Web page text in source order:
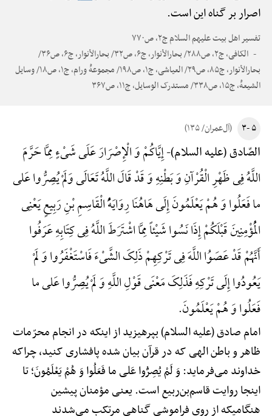
اصرار بر گناه این است.
تفسیر اهل بیت علیهم السلام ج۲، ص۷۷۰
الکافی، ج۲، ص۲۸۸/ بحارالأنوار، ج۶، ص۳۲/ بحارالأنوار، ج۶، ص۳۶/
بحارالأنوار، ج۸۵، ص۲۹/ العیاشی، ج۱، ص۱۹۸/ مجموعهًْ ورام، ج۱، ص۱۸/ وسایل
الشیعهًْ، ج۱۵، ص۳۳۸/ مستدرک الوسایل، ج۱۱، ص۳۶۷
۵ -۳ (آل‌عمران/ ۱۳۵)
الصّادق (علیه السلام)-إِیَّاکُمْ وَ الْإِصْرَارَ عَلَی شَیْءٍ مِمَّا حَرَّمَ
اللَّهُ فِی ظَهْرِ الْقُرْآنِ وَ بَطْنِهِ وَ قَدْ قَالَ اللَّهُ تَعَالَی وَلَمْ یُصِرُّوا عَلی
ما فَعَلُوا وَ هُمْ یَعْلَمُونَ إِلَی هَاهُنَا رِوَایَهًُْ الْقَاسِمِ بْنِ رَبِیعٍ یَعْنِی
الْمُؤْمِنِینَ قَبْلَکُمْ إِذَا نَسُوا شَیْئاً مِمَّا اشْتَرَطَ اللَّهُ فِی کِتَابِهِ عَرَفُوا
أَنَّهُمْ قَدْ عَصَوُا اللَّهَ فِی تَرْکِهِمْ ذَلِکَ الشَّیْءَ فَاسْتَغْفَرُوا وَ لَمْ
یَعُودُوا إِلَی تَرْکِهِ فَذَلِکَ مَعْنَی قَوْلِ اللَّهِ وَ لَمْ یُصِرُّوا عَلی ما
فَعَلُوا وَ هُمْ یَعْلَمُونَ.
امام صادق (علیه السلام) بپرهیزید از اینکه در انجام محرّمات
ظاهر و باطن الهی که در قرآن بیان شده پافشاری کنید، چراکه
خداوند می‌فرماید: وَ لَمْ یُصِرُّوا عَلی ما فَعَلُوا وَ هُمْ یَعْلَمُونَ؛ تا
اینجا روایت قاسم‌بن‌ربیع است. یعنی مؤمنان پیشین
هنگامی‎که از روی فراموشی گناهی مرتکب می‌شدند